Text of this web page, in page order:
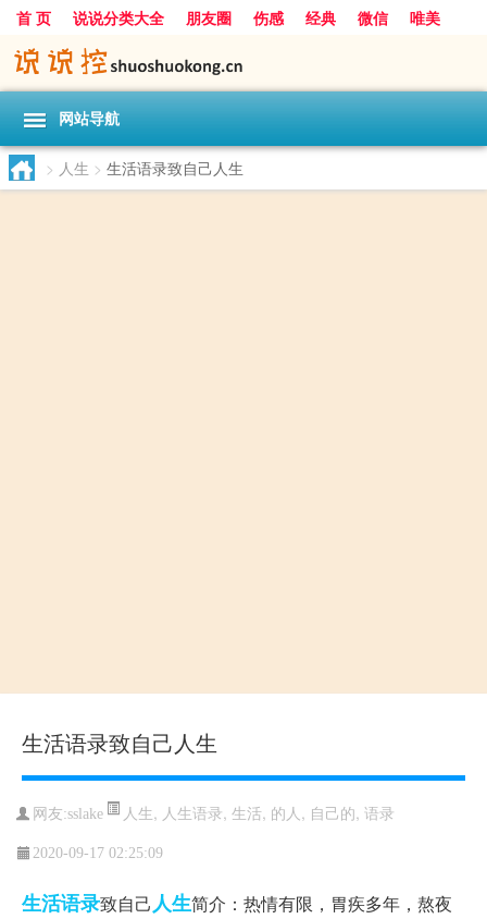
首 页 说说分类大全 朋友圈 伤感 经典 微信
唯美
励志
爱情 搞笑
网站导航
> 人生 > 生活语录致自己人生
生活语录致自己人生
网友:sslake 人生, 人生语录, 生活, 的人 , 自己的, 语录
2020-09-17 02:25:09
生活语录致自己人生简介：热情有限，胃疾多年，熬夜